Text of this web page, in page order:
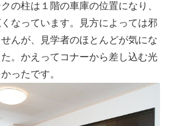
の柱は１階の車庫の位置になり、
なっています。見方によっては邪
んが、見学者のほとんどが気にな
。かえってコナーから差し込む光
ったです。